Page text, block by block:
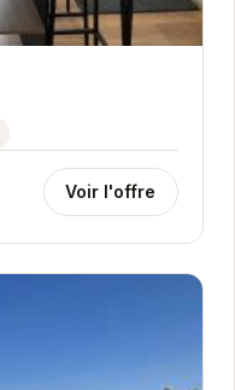
Voir l'offre